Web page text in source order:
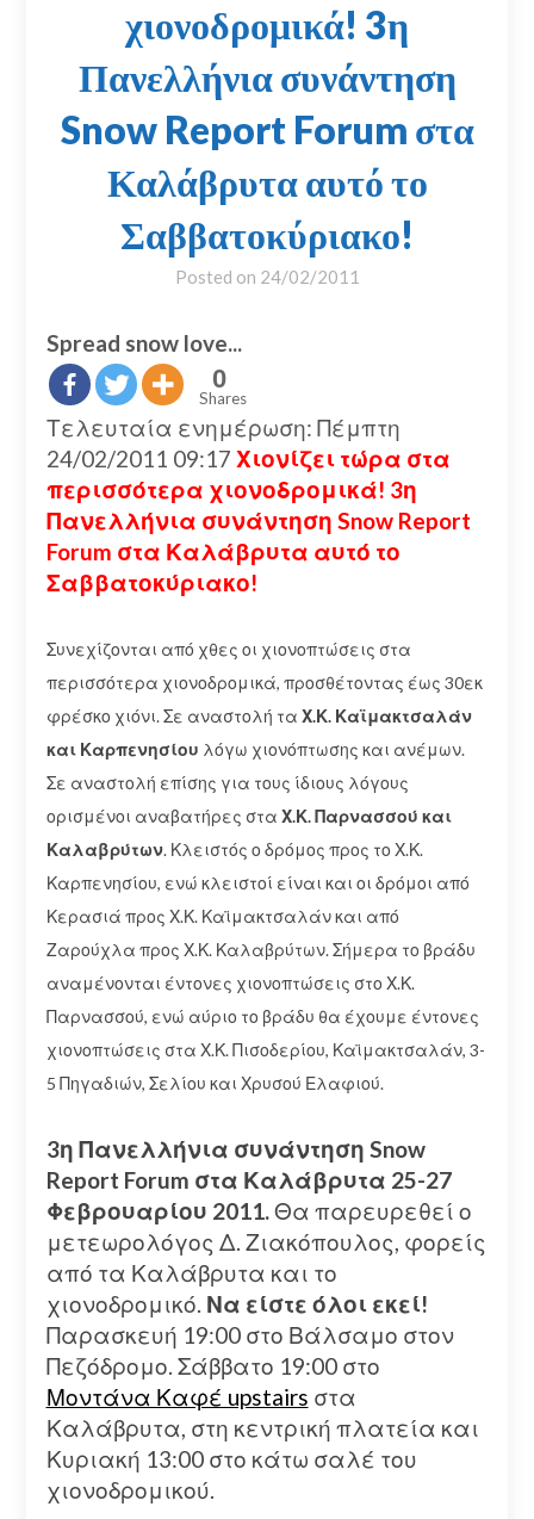
χιονοδρομικά! 3η
Πανελλήνια συνάντηση
Snow Report Forum στα
Καλάβρυτα αυτό το
Σαββατοκύριακο!
Posted on 24/02/2011
Spread snow love...
0
Shares
Τελευταία ενημέρωση: Πέμπτη
24/02/2011 09:17 Χιονίζει τώρα στα
περισσότερα χιονοδρομικά! 3η
Πανελλήνια συνάντηση Snow Report
Forum στα Καλάβρυτα αυτό το
Σαββατοκύριακο!
Συνεχίζονται από χθες οι χιονοπτώσεις στα
περισσότερα χιονοδρομικά, προσθέτοντας έως 30εκ
φρέσκο χιόνι. Σε αναστολή τα Χ.Κ. Καϊμακτσαλάν
και Καρπενησίου λόγω χιονόπτωσης και ανέμων.
Σε αναστολή επίσης για τους ίδιους λόγους
ορισμένοι αναβατήρες στα Χ.Κ. Παρνασσού και
Καλαβρύτων. Κλειστός ο δρόμος προς το Χ.Κ.
Καρπενησίου, ενώ κλειστοί είναι και οι δρόμοι από
Κερασιά προς Χ.Κ. Καϊμακτσαλάν και από
Ζαρούχλα προς Χ.Κ. Καλαβρύτων. Σήμερα το βράδυ
αναμένονται έντονες χιονοπτώσεις στο Χ.Κ.
Παρνασσού, ενώ αύριο το βράδυ θα έχουμε έντονες
χιονοπτώσεις στα Χ.Κ. Πισοδερίου, Καϊμακτσαλάν, 3-
5 Πηγαδιών, Σελίου και Χρυσού Ελαφιού.
3η Πανελλήνια συνάντηση Snow
Report Forum στα Καλάβρυτα 25-27
Φεβρουαρίου 2011.Θα παρευρεθεί ο
μετεωρολόγος Δ. Ζιακόπουλος, φορείς
από τα Καλάβρυτα και το
χιονοδρομικό. Να είστε όλοι εκεί!
Παρασκευή 19:00 στο Βάλσαμο στον
Πεζόδρομο. Σάββατο 19:00 στο
Μοντάνα Καφέ upstairs στα
Καλάβρυτα, στη κεντρική πλατεία και
Κυριακή 13:00 στο κάτω σαλέ του
χιονοδρομικού.